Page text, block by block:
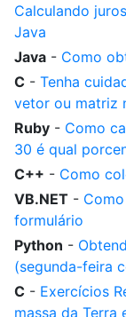
Calculando
Java
Java - Como
C - Tenha
vetor ou matriz
Ruby - Como
30 é qual
C++ - Como
VB.NET -
formulário
Python -
(segunda-feira
C - Exercícios
massa da Terra